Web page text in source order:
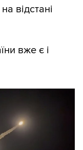
відстані
вже є і